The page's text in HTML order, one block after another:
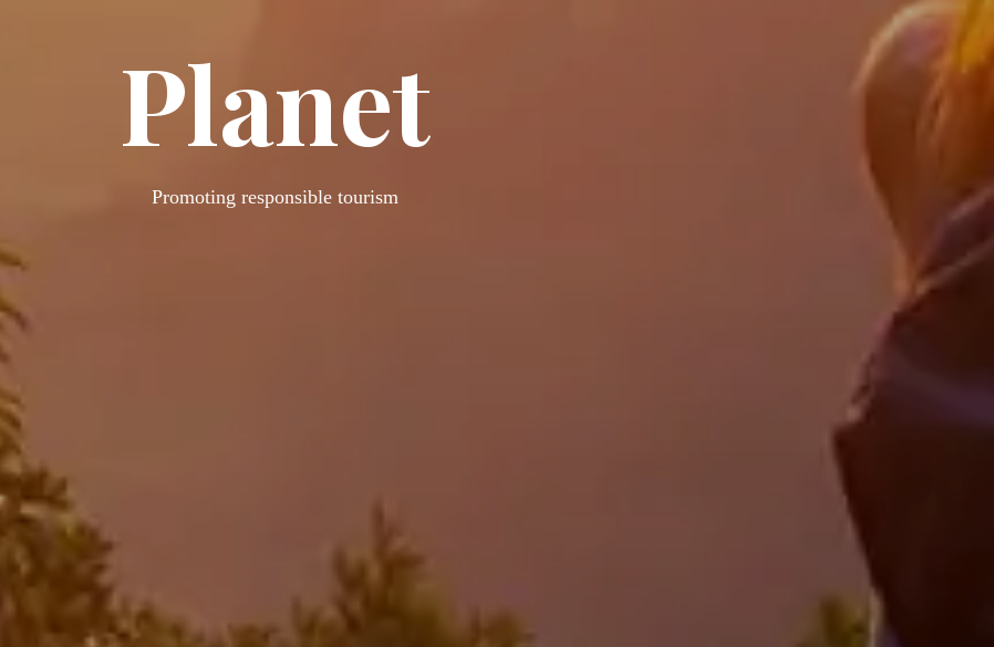
Planet
Promoting responsible tourism